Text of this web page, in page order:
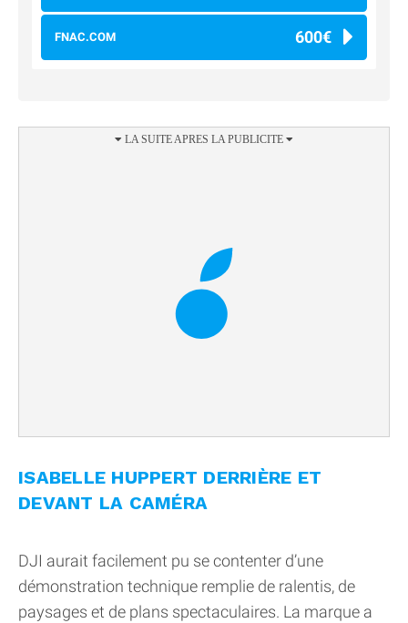
FNAC.COM 600€
ISABELLE HUPPERT DERRIÈRE ET
DEVANT LA CAMÉRA
DJI aurait facilement pu se contenter d’une
démonstration technique remplie de ralentis, de
paysages et de plans spectaculaires. La marque a